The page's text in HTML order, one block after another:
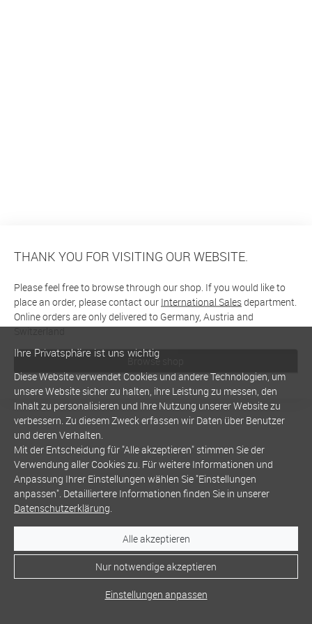
THANK YOU FOR VISITING OUR WEBSITE.
Please feel free to browse through our shop. If you would like to
place an order, please contact our International Salesdepartment.
Online orders are only delivered to Germany, Austria and
Switzerland
Browse shop
Ihre Privatsphäre ist uns wichtig
Diese Website verwendet Cookies und andere Technologien, um
unsere Website sicher zu halten, ihre Leistung zu messen, den
Inhalt zu personalisieren und Ihre Nutzung unserer Website zu
verbessern. Zu diesem Zweck erfassen wir Daten über Benutzer
und deren Verhalten.
Mit der Entscheidung für "Alle akzeptieren" stimmen Sie der
Verwendung aller Cookies zu. Für weitere Informationen und
Anpassung Ihrer Einstellungen wählen Sie "Einstellungen
anpassen". Detailliertere Informationen finden Sie in unserer
Datenschutzerklärung.
Alle akzeptieren
Nur notwendige akzeptieren
Einstellungen anpassen